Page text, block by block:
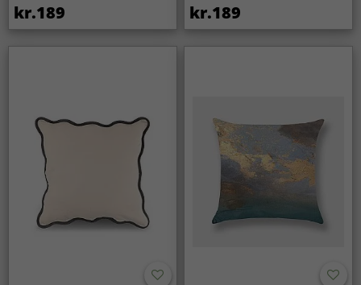
kr.189 kr.189